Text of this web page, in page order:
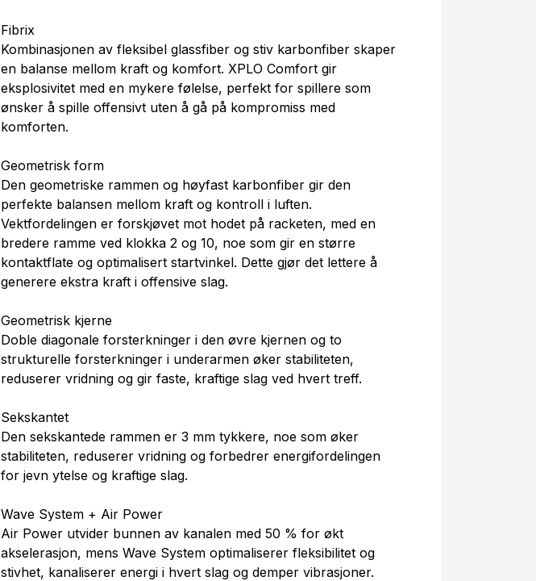
Fibrix
Kombinasjonen av fleksibel glassfiber og stiv karbonfiber skaper
en balanse mellom kraft og komfort. XPLO Comfort gir
eksplosivitet med en mykere følelse, perfekt for spillere som
ønsker å spille offensivt uten å gå på kompromiss med
komforten.
Geometrisk form
Den geometriske rammen og høyfast karbonfiber gir den
perfekte balansen mellom kraft og kontroll i luften.
Vektfordelingen er forskjøvet mot hodet på racketen, med en
bredere ramme ved klokka 2 og 10, noe som gir en større
kontaktflate og optimalisert startvinkel. Dette gjør det lettere å
generere ekstra kraft i offensive slag.
Geometrisk kjerne
Doble diagonale forsterkninger i den øvre kjernen og to
strukturelle forsterkninger i underarmen øker stabiliteten,
reduserer vridning og gir faste, kraftige slag ved hvert treff.
Sekskantet
Den sekskantede rammen er 3 mm tykkere, noe som øker
stabiliteten, reduserer vridning og forbedrer energifordelingen
for jevn ytelse og kraftige slag.
Wave System + Air Power
Air Power utvider bunnen av kanalen med 50 % for økt
akselerasjon, mens Wave System optimaliserer fleksibilitet og
stivhet, kanaliserer energi i hvert slag og demper vibrasjoner.